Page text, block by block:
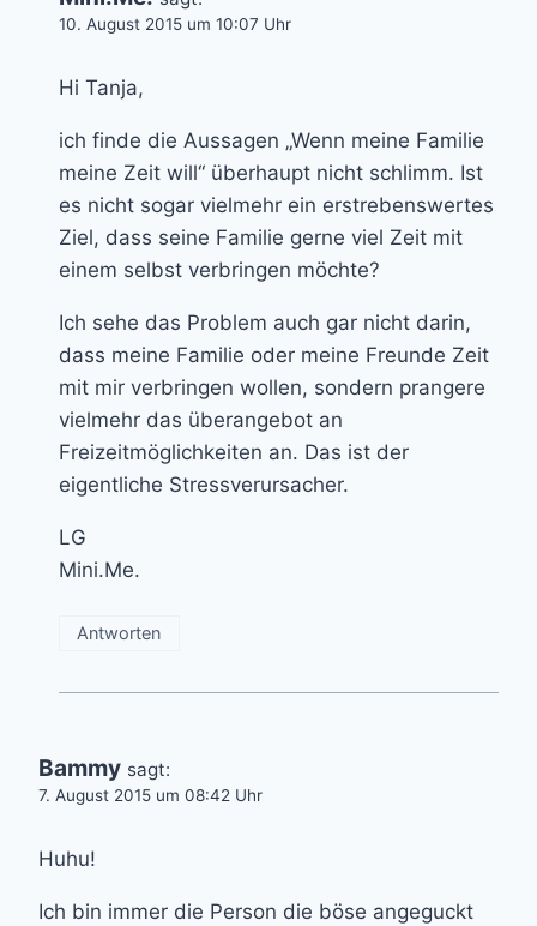
10. August 2015 um 10:07 Uhr
Hi Tanja,
ich finde die Aussagen „Wenn meine Familie
meine Zeit will“ überhaupt nicht schlimm. Ist
es nicht sogar vielmehr ein erstrebenswertes
Ziel, dass seine Familie gerne viel Zeit mit
einem selbst verbringen möchte?
Ich sehe das Problem auch gar nicht darin,
dass meine Familie oder meine Freunde Zeit
mit mir verbringen wollen, sondern prangere
vielmehr das überangebot an
Freizeitmöglichkeiten an. Das ist der
eigentliche Stressverursacher.
LG
Mini.Me.
Antworten
Bammy sagt:
7. August 2015 um 08:42 Uhr
Huhu!
Ich bin immer die Person die böse angeguckt